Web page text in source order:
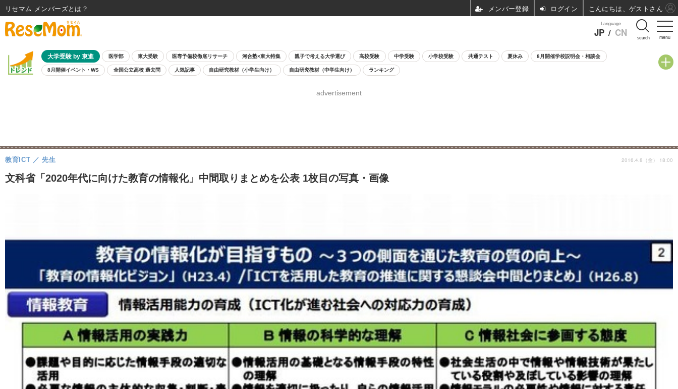
menu
Language
JP / CN search
大学受験 by 東進 医学部 東大受験 医専予備校徹底リサーチ 河合塾×東大特集 親子で考える大学選び 高校受験 中学受験 小学校受験 共通テスト 夏休み 8月開催学校説明会・相談会
8月開催イベント・WS 全国公立高校 過去問 人気記事 自由研究教材（小学生向け） 自由研究教材（中学生向け） ランキング
advertisement
文科省「2020年代に向けた教育の情報化」中間取りまとめを公表 1枚目の写真・画像
教育ICT 先生 2016.4.8（金） 18:00
リセマム メンバーズ ログイン こんにちは、ゲストさん